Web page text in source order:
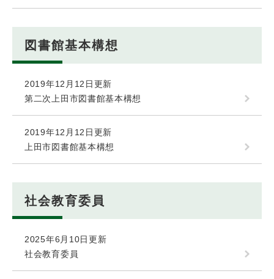
図書館基本構想
2019年12月12日更新
第二次上田市図書館基本構想
2019年12月12日更新
上田市図書館基本構想
社会教育委員
2025年6月10日更新
社会教育委員